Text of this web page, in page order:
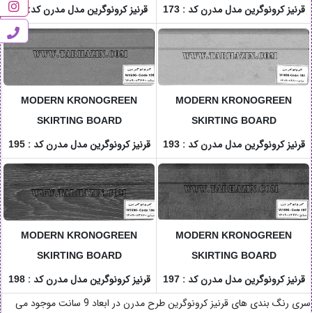
قرنیز کرونوگرین مدل مدرن کد :173 قرنیز کرونوگرین مدل مدرن کد:
189
MODERN KRONOGREEN
SKIRTING BOARD
قرنیز کرونوگرین مدل مدرن کد :193
MODERN KRONOGREEN
SKIRTING BOARD
قرنیز کرونوگرین مدل مدرن کد :195
MODERN KRONOGREEN
SKIRTING BOARD
قرنیز کرونوگرین مدل مدرن کد :197
MODERN KRONOGREEN
SKIRTING BOARD
قرنیز کرونوگرین مدل مدرن کد :198
سری رنگ بندی های قرنیز کرونوگرین طرح مدرن در ابعاد 9 سانت موجود می